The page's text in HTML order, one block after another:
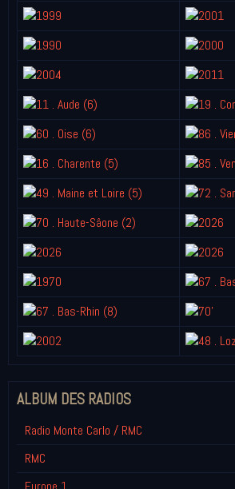
ALBUM DES RADIOS
Radio Monte Carlo / RMC
RMC